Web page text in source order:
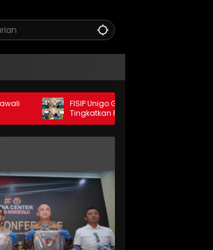
FISIP Unigo Gandeng Unismuh Makassar
Tingkatkan Publikasi Internasional